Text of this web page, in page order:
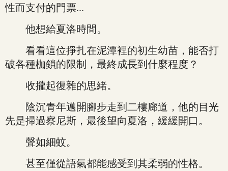
性而支付的門票...
他想給夏洛時間。
看看這位掙扎在泥潭裡的初生幼苗，能否打
破各種枷鎖的限制，最終成長到什麼程度？
收攏起復雜的思緒。
陰沉青年邁開腳步走到二樓廊道，他的目光
先是掃過察尼斯，最後望向夏洛，緩緩開口。
聲如細蚊。
甚至僅從語氣都能感受到其柔弱的性格。